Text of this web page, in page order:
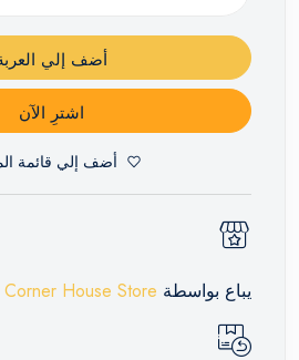
أضف إلي
اشترِ الآن
أضف إلي قائمة
يباع بواسطة Corner House Store